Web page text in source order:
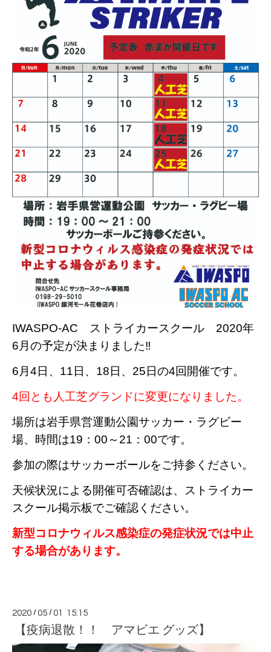
IWASPO-AC ストライカースクール 2020年
6月の予定が決まりました‼
6月4日、11日、18日、25日の4回開催です。
4回とも人工芝グランドに変更になりました。
場所は岩手県営運動公園サッカー・ラグビー
場、時間は19：00～21：00です。
参加の際はサッカーボールをご持参ください。
天候状況による開催可否確認は、ストライカー
スクール掲示板でご確認ください。
新型コロナウィルス感染症の発症状況では中止
する場合があります。
2020 /05 /01 15:15
【疫病退散！！ アマビエ グッズ】